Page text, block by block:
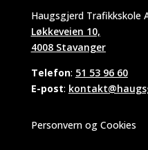
Haugsgjerd Trafikkskole
Løkkeveien 10,
4008 Stavanger
Telefon: 51 53 96 60
E-post:
Personvern og Cookies